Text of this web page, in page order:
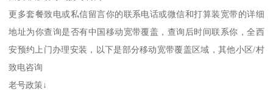
更多套餐致电或私信留言你的联系电话或微信和打算装宽带的详细
地址为你查询是否有中国移动宽带覆盖，查询后时间联系你，全西
安预约上门办理安装，以下是部分移动宽带覆盖区域，其他小区/村
致电咨询
老号政策↓